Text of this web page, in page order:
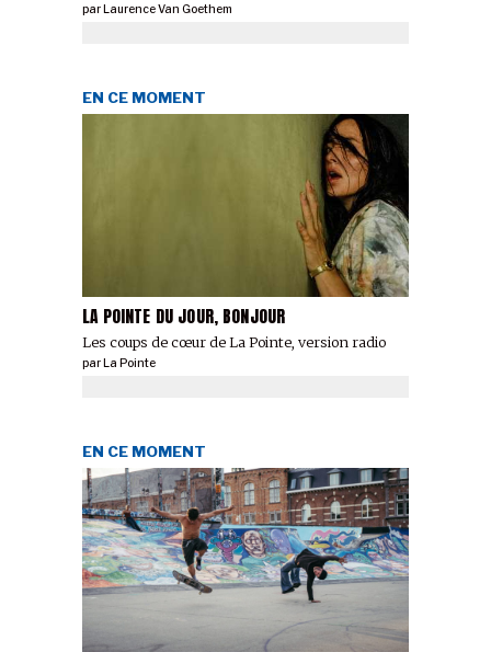
parLaurence Van Goethem
LA POINTE DU JOUR, BONJOUR
Les coups de cœur de La Pointe, version radio
EN CE MOMENT
par La Pointe
EN CE MOMENT